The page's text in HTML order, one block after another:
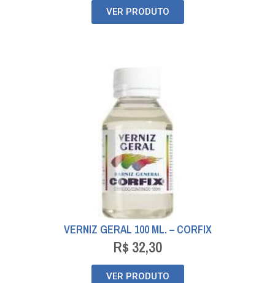
VER PRODUTO
VERNIZ GERAL 100 ML. – CORFIX
R$ 32,30
VER PRODUTO